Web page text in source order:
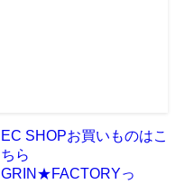
EC SHOPお買いものはこ
ちら
GRIN★FACTORYっ